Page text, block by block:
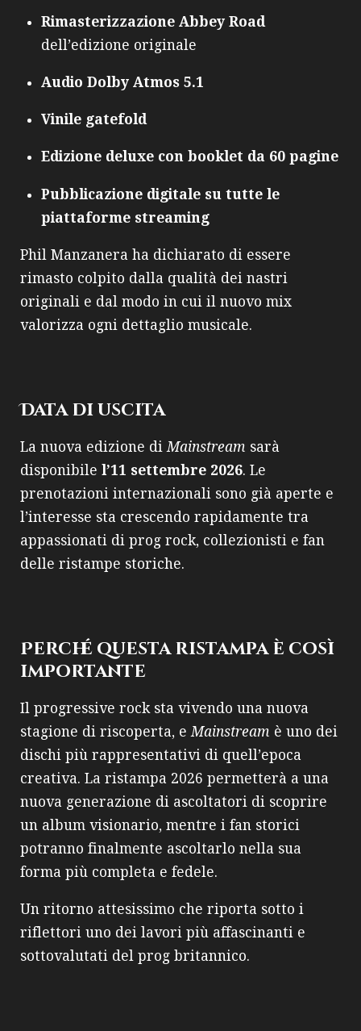
Rimasterizzazione Abbey Road
dell’edizione originale
Audio Dolby Atmos 5.1
Vinile gatefold
Edizione deluxe con booklet da 60 pagine
Pubblicazione digitale su tutte le
piattaforme streaming
Phil Manzanera ha dichiarato di essere
rimasto colpito dalla qualità dei nastri
originali e dal modo in cui il nuovo mix
valorizza ogni dettaglio musicale.
Data di uscita
La nuova edizione diMainstream sarà
disponibile l’11 settembre 2026. Le
prenotazioni internazionali sono già aperte e
l’interesse sta crescendo rapidamente tra
appassionati di prog rock, collezionisti e fan
delle ristampe storiche.
Perché questa ristampa è così
importante
Il progressive rock sta vivendo una nuova
stagione di riscoperta, eMainstream è uno dei
dischi più rappresentativi di quell’epoca
creativa. La ristampa 2026 permetterà a una
nuova generazione di ascoltatori di scoprire
un album visionario, mentre i fan storici
potranno finalmente ascoltarlo nella sua
forma più completa e fedele.
Un ritorno attesissimo che riporta sotto i
riflettori uno dei lavori più affascinanti e
sottovalutati del prog britannico.